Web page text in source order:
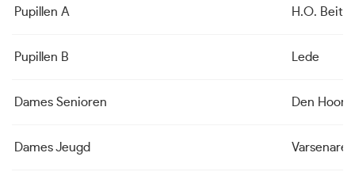
Pupillen A H.O.
Pupillen B Lede
Dames Senioren Den Hoorn
Dames Jeugd Varsenare